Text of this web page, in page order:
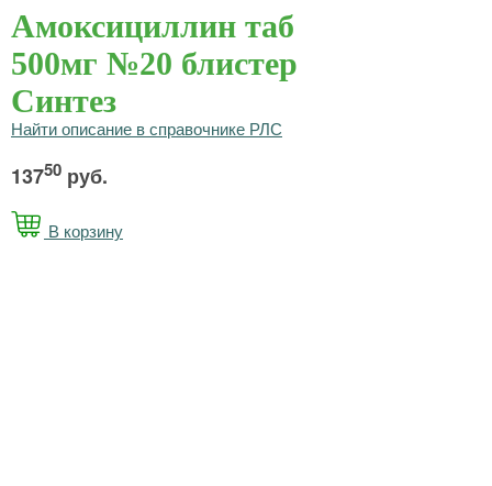
Амоксициллин таб
500мг №20 блистер
Синтез
Найти описание в справочнике РЛС
13750 руб.
В корзину